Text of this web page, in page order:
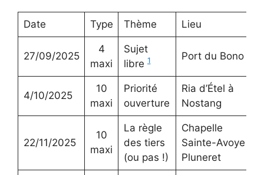
Date Type Thème Lieu
27/09/2025
4
maxi
Sujet
libre 1 Port du Bono
4/10/2025
10
maxi
Priorité
ouverture
Ria d’Étel à
Nostang
22/11/2025
10
maxi
La règle
des tiers
(ou pas !)
Chapelle
Sainte-Avoye
Pluneret